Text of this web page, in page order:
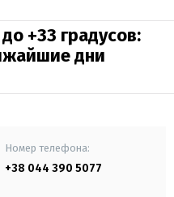
+33 градусов:
дни
Номер телефона:
+38 044 390 5077